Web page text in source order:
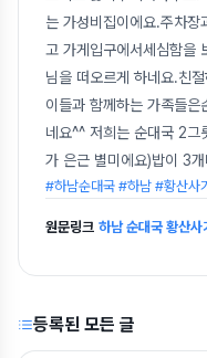
는 가성비집이에요.주차
고 가게입구에서세심함을
님을 떠오르게 하네요.친
이들과 함께하는 가족들
네요^^ 저희는 순대국 2그
가 은근 별미에요)밥이 3
#하남순대국 #하남 #황산사
원문링크 하남 순대국 황산
등록된 모든 글